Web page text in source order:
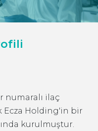
numaralı ilaç
Ecza Holding'in bir
kurulmuştur.